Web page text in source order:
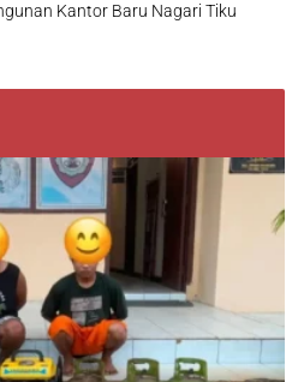
Kantor Baru Nagari Tiku